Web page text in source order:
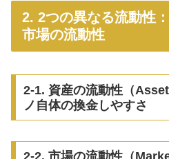
2. 2つの異なる流動性
市場の流動性
2-1. 資産の流動性（
ノ自体の換金しやすさ